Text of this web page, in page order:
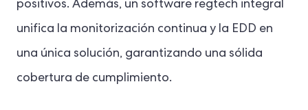
positivos. Además, un software regtech integral
unifica la monitorización continua y la EDD en
una única solución, garantizando una sólida
cobertura de cumplimiento.